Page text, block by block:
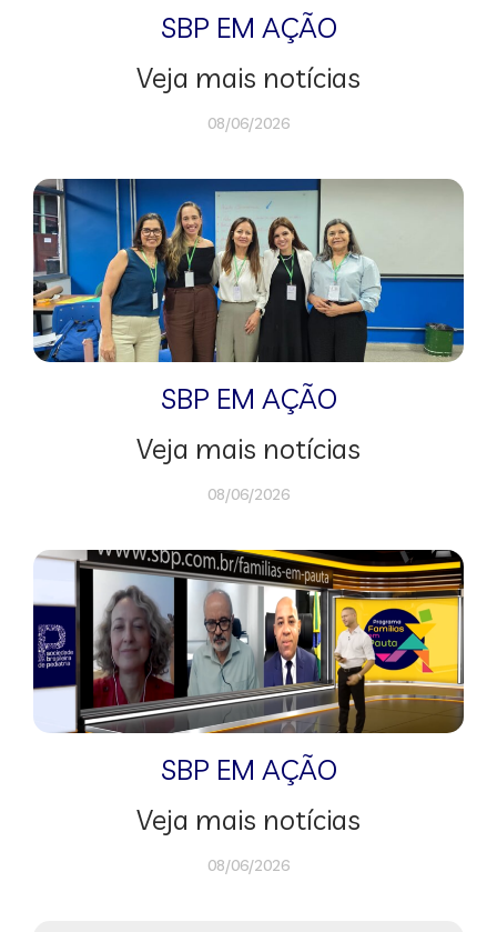
SBP EM AÇÃO
Veja mais notícias
08/06/2026
SBP EM AÇÃO
Veja mais notícias
08/06/2026
SBP EM AÇÃO
Veja mais notícias
08/06/2026